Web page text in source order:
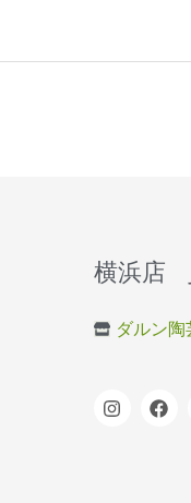
横浜店
ダルン陶